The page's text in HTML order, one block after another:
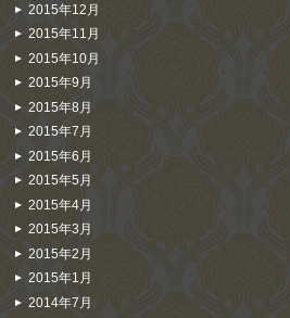
2015年12月
2015年11月
2015年10月
2015年9月
2015年8月
2015年7月
2015年6月
2015年5月
2015年4月
2015年3月
2015年2月
2015年1月
2014年7月